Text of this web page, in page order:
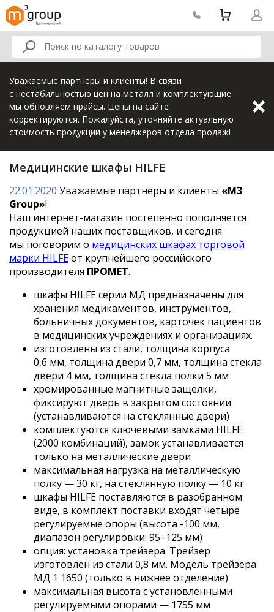
Уважаемые партнеры и клиенты! В связи
с нестабильностью цен на металл и комплектующие
мы обновляем прайсы. Цены на сайте
корректируются. Пожалуйста, уточняйте актуальную
стоимость продукции у менеджеров отдела продаж!
Медицинские шкафы HILFE
22.01.2020 Уважаемые партнеры и клиенты «M3
Group»!
Наш интернет-магазин постепенно пополняется
продукцией наших поставщиков, и сегодня
мы поговорим о медицинских шкафах торговой
марки HILFEот крупнейшего российского
производителя ПРОМЕТ.
шкафы HILFE серии МД предназначены для
хранения медикаментов, инструментов,
больничных документов, карточек пациентов
в медицинских учреждениях и организациях.
изготовлены из стали, толщина корпуса
0,6 мм, толщина двери 0,7 мм, толщина стекла
двери 4 мм, толщина стекла полки 5 мм
хромированные магнитные защелки,
фиксируют дверь в закрытом состоянии
(устанавливаются на стеклянные двери)
комплектуются ключевыми замками HILFE
(2000 комбинаций), замок устанавливается
только на металлические двери
максимальная нагрузка на металлическую
полку — 30 кг, на стеклянную полку — 10 кг
шкафы HILFE поставляются в разобранном
виде, в комплект поставки входят четыре
регулируемые опоры (высота -100 мм,
диапазон регулировки: 95–125 мм)
опция: установка трейзера. Трейзер
изготовлен из стали 0,8 мм. Модель трейзера
МД 1 1650 (только в нижнее отделение)
максимальная высота с установленными
регулируемыми опорами — 1755 мм